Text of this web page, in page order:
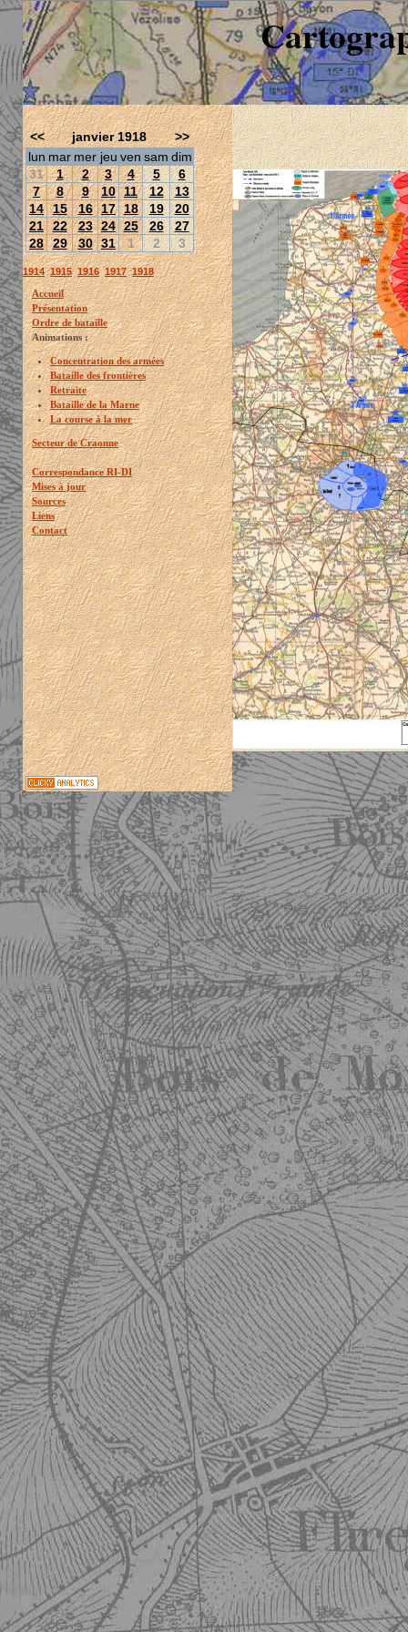
<< janvier 1918
>>
lun mar mer jeu ven sam dim
31
1 2 3 4 5
6
7
8 9 10 11 12
13
14 15 16 17 18 19
20
21 22 23 24 25 26
27
28 29 30 31 1 2 3
1914 1915 1916 1917 1918
Accueil
Présentation
Ordre de bataille
Animations :
Concentration des armées
Bataille des frontières
Retraite
Bataille de la Marne
La course à la mer
Secteur de Craonne
Correspondance RI-DI
Mises à jour
Sources
Liens
Contact